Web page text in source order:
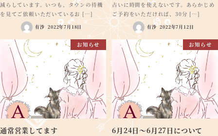
減らしています。いつも、タウンの待機
を見てご依頼いただいているお […]
有沙 2022年7月18日
占いに時間を使えないです。あらかじめ
ご予約をいただければ、30分 […]
有沙 2022年7月12日
お知らせ
通常営業してます
お知らせ
6月24日～6月27日について